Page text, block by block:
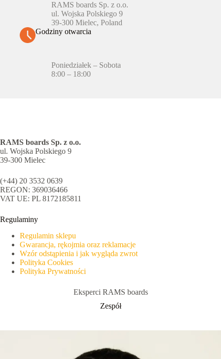
RAMS boards Sp. z o.o.
ul. Wojska Polskiego 9
39-300 Mielec, Poland
Godziny otwarcia
Poniedziałek – Sobota
8:00 – 18:00
RAMS boards Sp. z o.o.
ul. Wojska Polskiego 9
39-300 Mielec
(+44) 20 3532 0639
REGON: 369036466
VAT UE: PL 8172185811
Regulaminy
Regulamin sklepu
Gwarancja, rękojmia oraz reklamacje
Wzór odstąpienia i jak wygląda zwrot
Polityka Cookies
Polityka Prywatności
Eksperci RAMS boards
Zespół